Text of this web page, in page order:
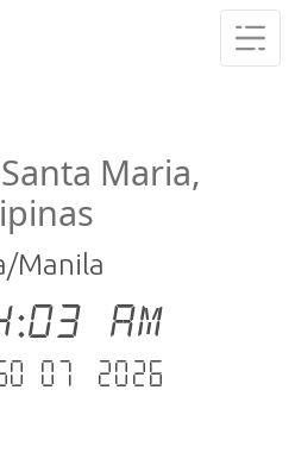
Maria,
Manila
AM
07 .2026